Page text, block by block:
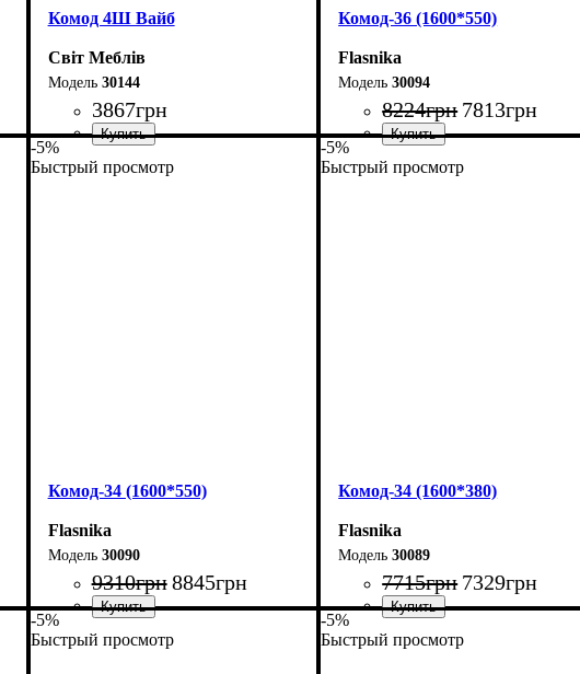
Комод 4Ш Вайб
Світ Меблів
30144
3867грн
Комод-36 (1600*550)
Flasnika
30094
8224грн 7813грн
-5%
Быстрый просмотр
Комод-34 (1600*550)
Flasnika
30090
9310грн 8845грн
-5%
Быстрый просмотр
Комод-34 (1600*380)
Flasnika
30089
7715грн 7329грн
-5%
Быстрый просмотр
-5%
Быстрый просмотр